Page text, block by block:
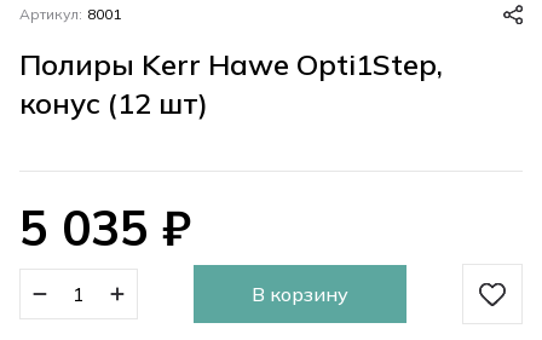
Артикул: 8001
Полиры Kerr Hawe Opti1Step,
конус (12 шт)
5 035 ₽
В корзину